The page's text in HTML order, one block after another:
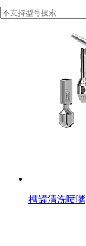
槽罐清洗喷嘴